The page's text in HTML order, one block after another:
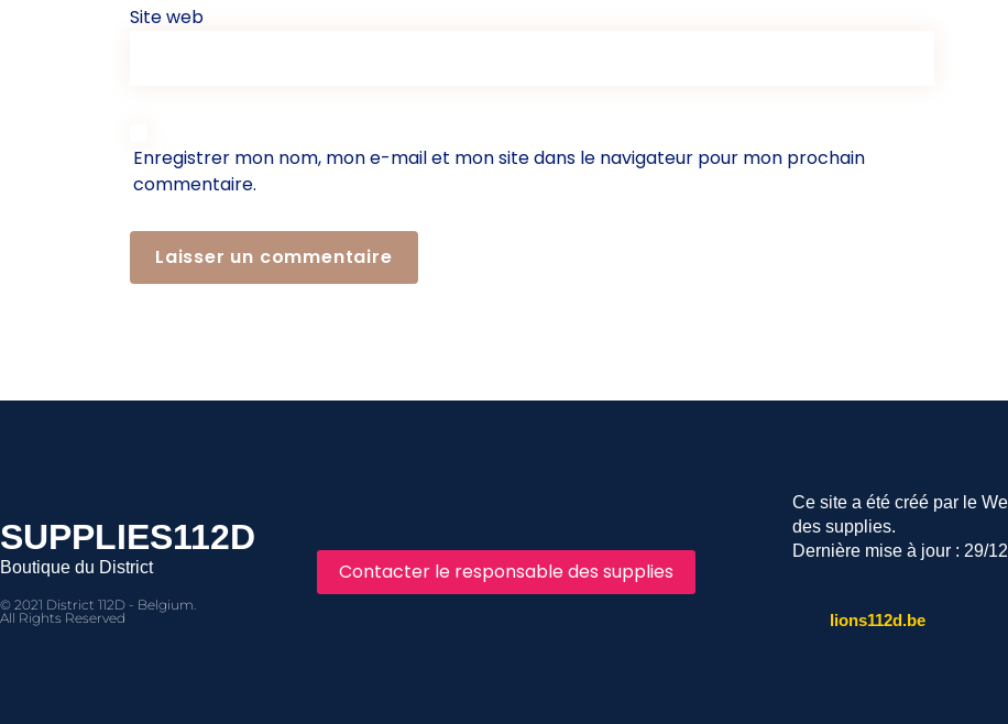
Site web
Enregistrer mon nom, mon e-mail et mon site dans le navigateur pour mon prochain
commentaire.
SUPPLIES112D
Boutique du District
© 2021 District 112D - Belgium.
All Rights Reserved
Contacter le responsable des supplies
Ce site a été créé par le
des supplies.
Dernière mise à jour : 29/
lions112d.be